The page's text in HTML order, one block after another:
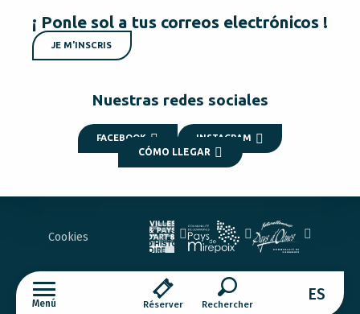
Menú Réserver
ES
¡ Ponle sol a tus correos electrónicos !
JE M'INSCRIS
Nuestras redes sociales
FACEBOOK INSTAGRAM
CÓMO LLEGAR
Cookies